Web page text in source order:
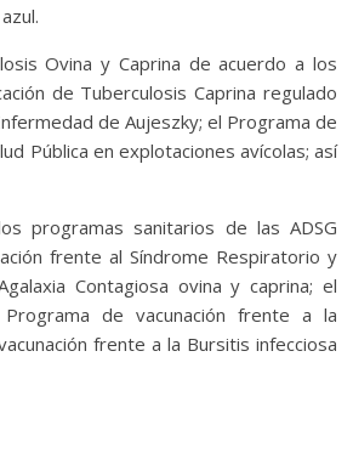
Ovina y Caprina de acuerdo a los
de Tuberculosis Caprina regulado
de Aujeszky; el Programa de
Pública en explotaciones avícolas; así
programas sanitarios de las ADSG
frente al Síndrome Respiratorio y
Contagiosa ovina y caprina; el
de vacunación frente a la
frente a la Bursitis infecciosa